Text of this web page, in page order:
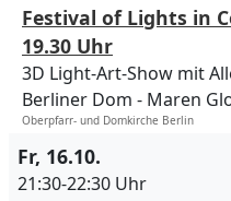
Festival of Lights in
19.30 Uhr
3D Light-Art-Show mit
Berliner Dom
Maren
Oberpfarr- und Domkirche Berlin
Fr, 16.10.
21:30-22:30 Uhr